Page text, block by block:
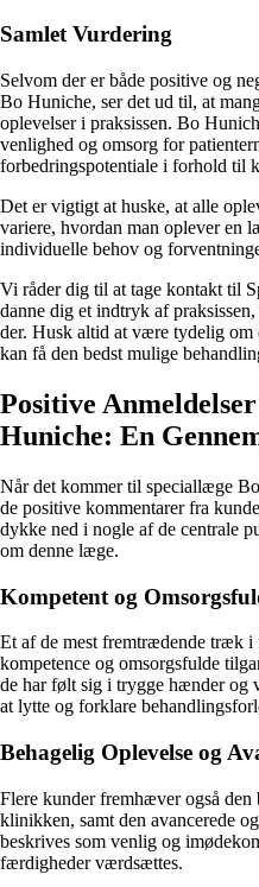
Samlet Vurdering
Selvom der er både positive og
Bo Huniche, ser det ud til, at
oplevelser i praksissen. Bo
venlighed og omsorg for
forbedringspotentiale i forhold til
Det er vigtigt at huske, at alle
variere, hvordan man oplever en
individuelle behov og
Vi råder dig til at tage kontakt til
danne dig et indtryk af
der. Husk altid at være tydelig om
kan få den bedst mulige
Positive
Huniche: En
Når det kommer til speciallæge
de positive kommentarer fra
dykke ned i nogle af de centrale
om denne læge.
Kompetent og
Et af de mest fremtrædende træk i
kompetence og omsorgsfulde
de har følt sig i trygge hænder og
at lytte og forklare
Behagelig Oplevelse og
Flere kunder fremhæver også den
klinikken, samt den avancerede
beskrives som venlig og
færdigheder værdsættes.